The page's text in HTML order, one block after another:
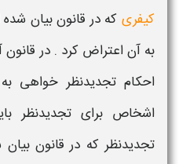
کیفری که در قانون بیان
به آن اعتراض کرد . در
احکام تجدیدنظر خواهی
اشخاص برای تجدیدنظر
تجدیدنظر که در قانون